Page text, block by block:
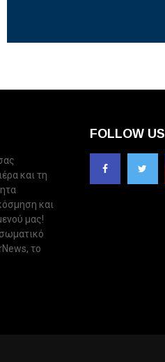
και τη
και
μας!
το
FOLLOW US